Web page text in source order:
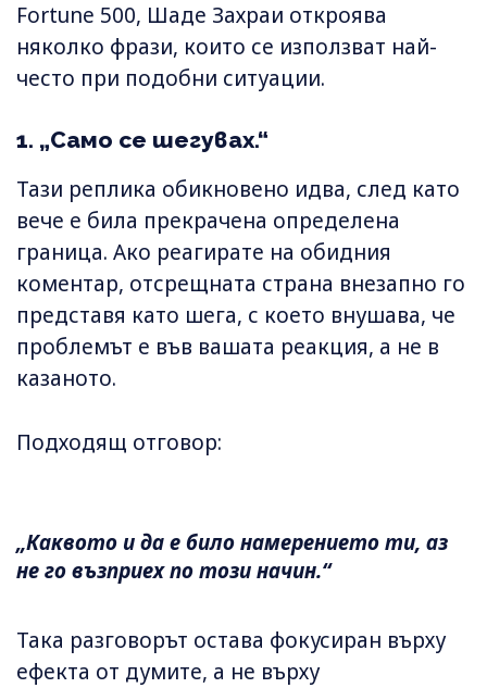
Fortune 500, Шаде Захраи откроява
няколко фрази, които се използват най-
често при подобни ситуации.
1. „Само се шегувах.“
Тази реплика обикновено идва, след като
вече е била прекрачена определена
граница. Ако реагирате на обидния
коментар, отсрещната страна внезапно го
представя като шега, с което внушава, че
проблемът е във вашата реакция, а не в
казаното.
Подходящ отговор:
„Каквото и да е било намерението ти, аз
не го възприех по този начин.“
Така разговорът остава фокусиран върху
ефекта от думите, а не върху